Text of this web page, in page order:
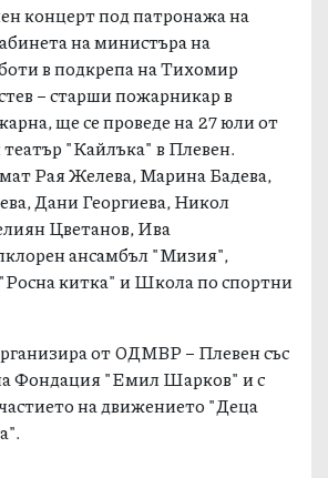
концерт под патронажа на
на министъра на
в подкрепа на Тихомир
– старши пожарникар в
ще се проведе на 27 юли от
театър "Кайлъка" в Плевен.
Рая Желева, Марина Бадева,
Дани Георгиева, Никол
Цветанов, Ива
ансамбъл "Мизия",
китка" и Школа по спортни
от ОДМВР – Плевен със
Фондация "Емил Шарков" и с
на движението "Деца